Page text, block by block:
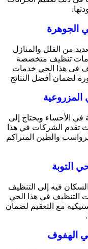
الجوهرة
من الفلل والمنازل
تنظيف متخصصة
في هذا الحي خدمات
لضمان أفضل النتائج
في الأحساء ويحتاج إلى
تقدم الشركات في هذا
والطين المتراكم
التوبة
فيه إلى التنظيف
التنظيف في هذا الحي
مع التعقيم لضمان
الهفوف